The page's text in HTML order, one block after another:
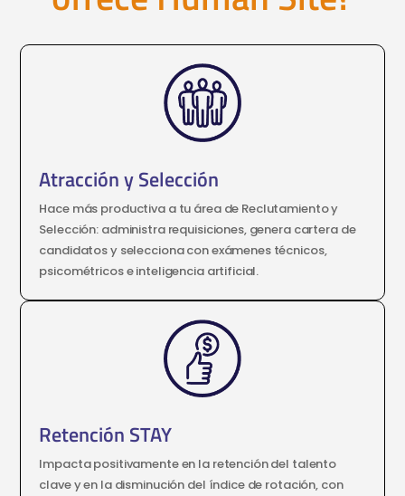
Atracción y Selección
Hace más productiva a tu área de Reclutamiento y
Selección: administra requisiciones, genera cartera de
candidatos y selecciona con exámenes técnicos,
psicométricos e inteligencia artificial.
Retención STAY
Impacta positivamente en la retención del talento
clave y en la disminución del índice de rotación, con